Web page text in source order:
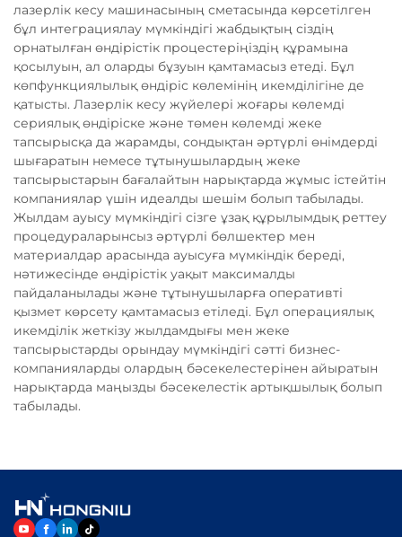
лазерлік кесу машинасының сметасында көрсетілген
бұл интеграциялау мүмкіндігі жабдықтың сіздің
орнатылған өндірістік процестеріңіздің құрамына
қосылуын, ал оларды бұзуын қамтамасыз етеді. Бұл
көпфункциялылық өндіріс көлемінің икемділігіне де
қатысты. Лазерлік кесу жүйелері жоғары көлемді
сериялық өндіріске және төмен көлемді жеке
тапсырысқа да жарамды, сондықтан әртүрлі өнімдерді
шығаратын немесе тұтынушылардың жеке
тапсырыстарын бағалайтын нарықтарда жұмыс істейтін
компаниялар үшін идеалды шешім болып табылады.
Жылдам ауысу мүмкіндігі сізге ұзақ құрылымдық реттеу
процедураларынсыз әртүрлі бөлшектер мен
материалдар арасында ауысуға мүмкіндік береді,
нәтижесінде өндірістік уақыт максималды
пайдаланылады және тұтынушыларға оперативті
қызмет көрсету қамтамасыз етіледі. Бұл операциялық
икемділік жеткізу жылдамдығы мен жеке
тапсырыстарды орындау мүмкіндігі сәтті бизнес-
компанияларды олардың бәсекелестерінен айыратын
нарықтарда маңызды бәсекелестік артықшылық болып
табылады.